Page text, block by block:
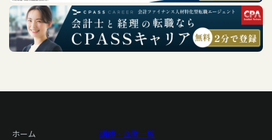
ホーム
講師・企業一覧